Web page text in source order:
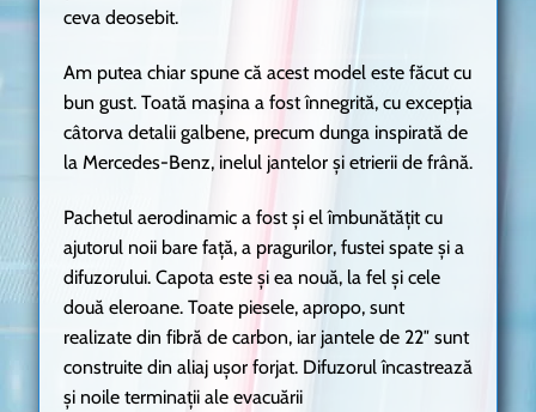
ceva deosebit.
Am putea chiar spune că acest model este făcut cu
bun gust. Toată mașina a fost înnegrită, cu excepția
câtorva detalii galbene, precum dunga inspirată de
la Mercedes-Benz, inelul jantelor și etrierii de frână.
Pachetul aerodinamic a fost și el îmbunătățit cu
ajutorul noii bare față, a pragurilor, fustei spate și a
difuzorului. Capota este și ea nouă, la fel și cele
două eleroane. Toate piesele, apropo, sunt
realizate din fibră de carbon, iar jantele de 22″ sunt
construite din aliaj ușor forjat. Difuzorul încastrează
și noile terminații ale evacuării